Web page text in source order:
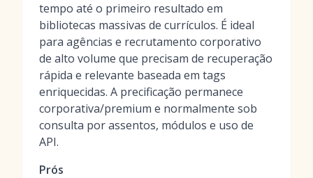
tempo até o primeiro resultado em
bibliotecas massivas de currículos. É ideal
para agências e recrutamento corporativo
de alto volume que precisam de recuperação
rápida e relevante baseada em tags
enriquecidas. A precificação permanece
corporativa/premium e normalmente sob
consulta por assentos, módulos e uso de
API.
Prós